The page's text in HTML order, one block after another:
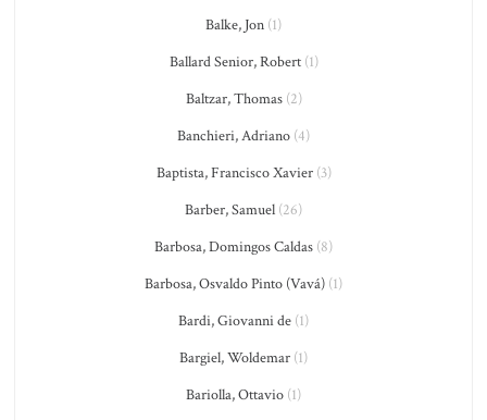
Balke, Jon (1)
Ballard Senior, Robert(1)
Baltzar, Thomas(2)
Banchieri, Adriano (4)
Baptista, Francisco Xavier(3)
Barber, Samuel (26)
Barbosa, Domingos Caldas (8)
Barbosa, Osvaldo Pinto (Vavá) (1)
Bardi, Giovanni de (1)
Bargiel, Woldemar (1)
Bariolla, Ottavio (1)